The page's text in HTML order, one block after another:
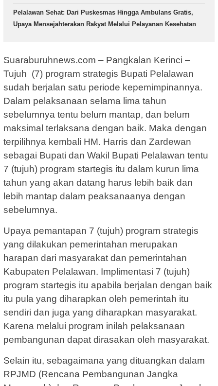
Pelalawan Sehat: Dari Puskesmas Hingga Ambulans Gratis,
Upaya Mensejahterakan Rakyat Melalui Pelayanan Kesehatan
Suaraburuhnews.com – Pangkalan Kerinci –
Tujuh (7) program strategis Bupati Pelalawan
sudah berjalan satu periode kepemimpinannya.
Dalam pelaksanaan selama lima tahun
sebelumnya tentu belum mantap, dan belum
maksimal terlaksana dengan baik. Maka dengan
terpilihnya kembali HM. Harris dan Zardewan
sebagai Bupati dan Wakil Bupati Pelalawan tentu
7 (tujuh) program startegis itu dalam kurun lima
tahun yang akan datang harus lebih baik dan
lebih mantap dalam peaksanaanya dengan
sebelumnya.
Upaya pemantapan 7 (tujuh) program strategis
yang dilakukan pemerintahan merupakan
harapan dari masyarakat dan pemerintahan
Kabupaten Pelalawan. Implimentasi 7 (tujuh)
program startegis itu apabila berjalan dengan baik
itu pula yang diharapkan oleh pemerintah itu
sendiri dan juga yang diharapkan masyarakat.
Karena melalui program inilah pelaksanaan
pembangunan dapat dirasakan oleh masyarakat.
Selain itu, sebagaimana yang dituangkan dalam
RPJMD (Rencana Pembangunan Jangka